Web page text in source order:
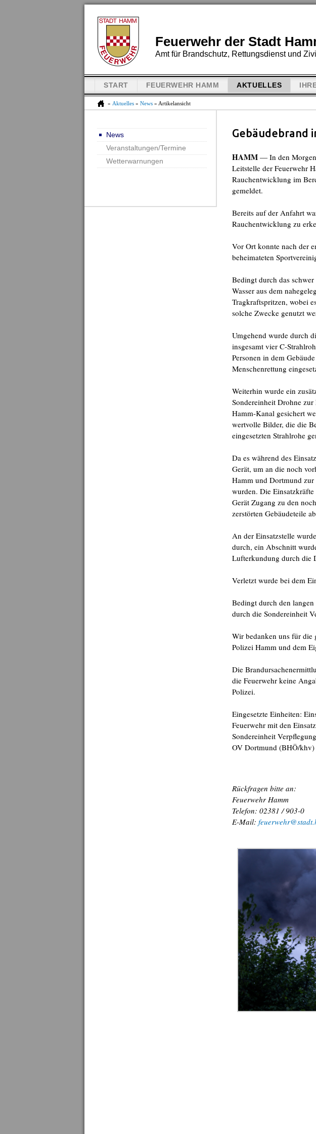
Feuerwehr der Stadt
Amt für Brandschutz, Rettungsdienst und
START FEUERWEHR HAMM AKTUELLES
» Aktuelles » News » Artikelansicht
News
Veranstaltungen/Termine
Wetterwarnungen
Gebäudebrand
HAMM — In den
Leitstelle der Feuerwehr
Rauchentwicklung im
gemeldet.
Bereits auf der Anfahrt
Rauchentwicklung zu
Vor Ort konnte nach der
beheimateten
Bedingt durch das
Wasser aus dem
Tragkraftspritzen, wobei
solche Zwecke genutzt
Umgehend wurde durch
insgesamt vier C-
Personen in dem
Menschenrettung
Weiterhin wurde ein
Sondereinheit Drohne zur
Hamm-Kanal gesichert
wertvolle Bilder, die die
eingesetzten Strahlrohe
Da es während des
Gerät, um an die noch
Hamm und Dortmund zur
wurden. Die
Gerät Zugang zu den
zerstörten Gebäudeteile
An der Einsatzstelle
durch, ein Abschnitt
Lufterkundung durch die
Verletzt wurde bei dem
Bedingt durch den
durch die Sondereinheit
Wir bedanken uns für die
Polizei Hamm und dem
Die
die Feuerwehr keine
Polizei.
Eingesetzte Einheiten:
Feuerwehr mit den
Sondereinheit
OV Dortmund (BHÖ/khv)
Rückfragen bitte an:
Feuerwehr Hamm
Telefon: 02381 / 903-0
E-Mail: